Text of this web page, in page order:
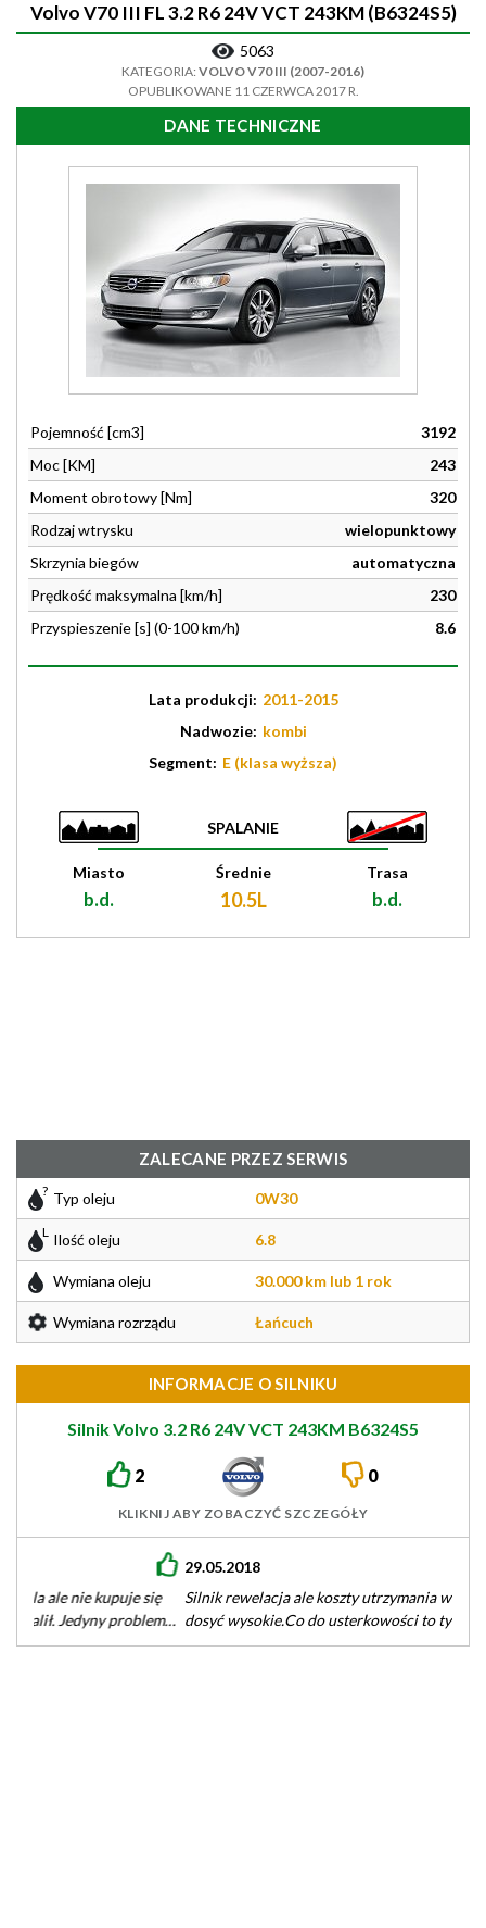
Volvo V70 III FL 3.2 R6 24V VCT 243KM (B6324S5)
5063
KATEGORIA: VOLVO V70 III (2007-2016)
OPUBLIKOWANE 11 CZERWCA 2017 R.
DANE TECHNICZNE
Pojemność [cm3]
3192
Moc [KM]
243
Moment obrotowy [Nm]
320
Rodzaj wtrysku
wielopunktowy
Skrzynia biegów
automatyczna
Prędkość maksymalna [km/h]
230
Przyspieszenie [s] (0-100 km/h)
8.6
Lata produkcji: 2011-2015
Nadwozie: kombi
Segment: E (klasa wyższa)
SPALANIE
Miasto
b.d.
Średnie
10.5L
Trasa
b.d.
ZALECANE PRZEZ SERWIS
Typ oleju 0W30
Ilość oleju 6.8
Wymiana oleju 30.000 km lub 1 rok
Wymiana rozrządu Łańcuch
INFORMACJE O SILNIKU
Silnik Volvo 3.2 R6 24V VCT 243KM B6324S5
2 0
KLIKNIJ ABY ZOBACZYĆ SZCZEGÓŁY
Silnik rewelacja ale koszty utrzymania włącznie ze spalaniem
dosyć wysokie.Co do usterkowości to tylko drobne awarie
jednak nie wpływające na…